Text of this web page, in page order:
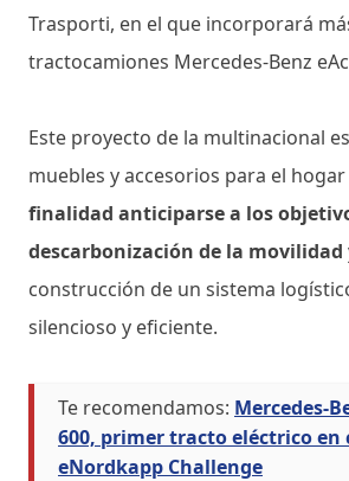
Trasporti, en el que incorporará
tractocamiones Mercedes-Benz
Este proyecto de la multinacional
muebles y accesorios para el hogar
finalidad anticiparse a los
descarbonización de la movilidad
construcción de un sistema
silencioso y eficiente.
Te recomendamos: Mercedes-
600, primer tracto eléctrico en
eNordkapp Challenge